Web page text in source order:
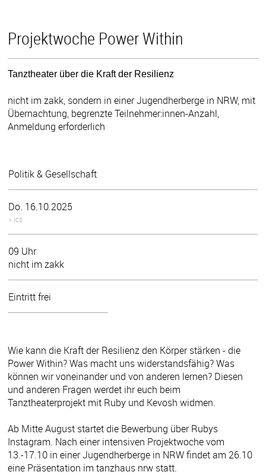
Projektwoche Power Within
Tanztheater über die Kraft der Resilienz
nicht im zakk, sondern in einer Jugendherberge in NRW, mit
Übernachtung, begrenzte Teilnehmer:innen-Anzahl,
Anmeldung erforderlich
Politik & Gesellschaft
Do. 16.10.2025
>.ics
09 Uhr
nicht im zakk
Eintritt frei
Wie kann die Kraft der Resilienz den Körper stärken - die
Power Within? Was macht uns widerstandsfähig? Was
können wir voneinander und von anderen lernen? Diesen
und anderen Fragen werdet ihr euch beim
Tanztheaterprojekt mit Ruby und Kevosh widmen.
Ab Mitte August startet die Bewerbung über Rubys
Instagram. Nach einer intensiven Projektwoche vom
13.-17.10 in einer Jugendherberge in NRW findet am 26.10
eine Präsentation im tanzhaus nrw statt.